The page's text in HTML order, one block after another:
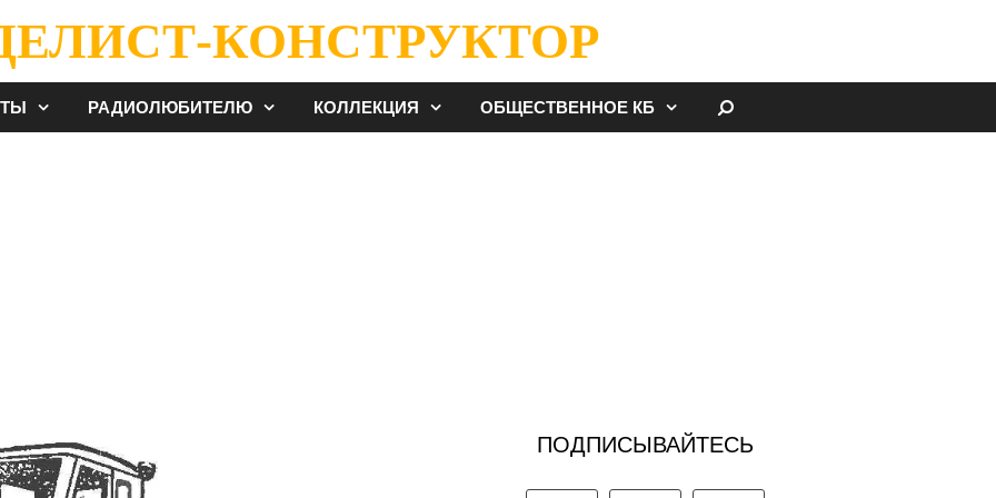
КОНСТРУКТОР
РАДИОЛЮБИТЕЛЮ КОЛЛЕКЦИЯ ОБЩЕСТВЕННОЕ КБ
ПОДПИСЫВАЙТЕСЬ